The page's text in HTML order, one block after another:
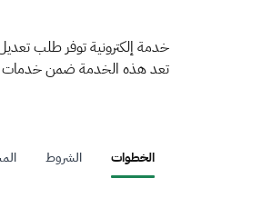
اقتراحات
الجمارك
خدمة إلكترونية توفر طلب
تعد هذه الخدمة ضمن خدمات
الخطوات الشروط